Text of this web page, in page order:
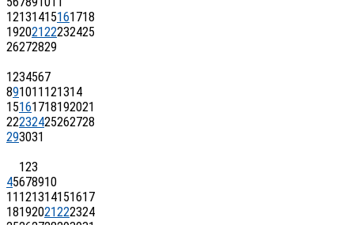
12131415161718
19202122232425
26272829
1234567
891011 121314
15161718192021
22232425262728
293031
123
45678910
11 121314151617
18192021222324